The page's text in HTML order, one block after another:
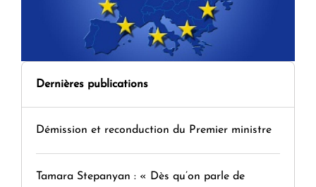
Dernières publications
Démission et reconduction du Premier ministre
Tamara Stepanyan : « Dès qu’on parle de